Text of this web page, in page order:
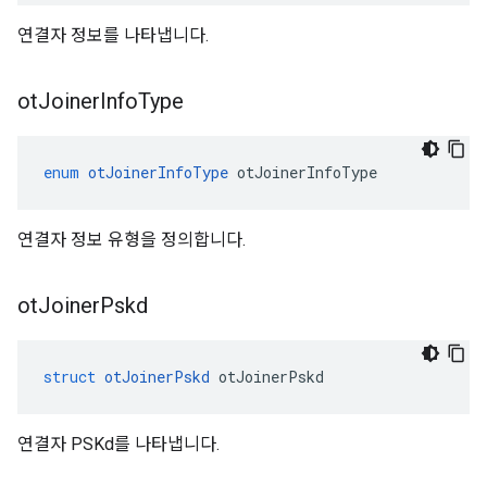
연결자 정보를 나타냅니다.
otJoinerInfoType
enum otJoinerInfoType otJoinerInfoType
연결자 정보 유형을 정의합니다.
otJoinerPskd
struct otJoinerPskd otJoinerPskd
연결자 PSKd를 나타냅니다.